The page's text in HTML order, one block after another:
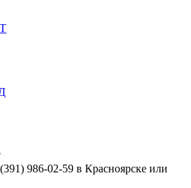
986-02-59 в Красноярске или